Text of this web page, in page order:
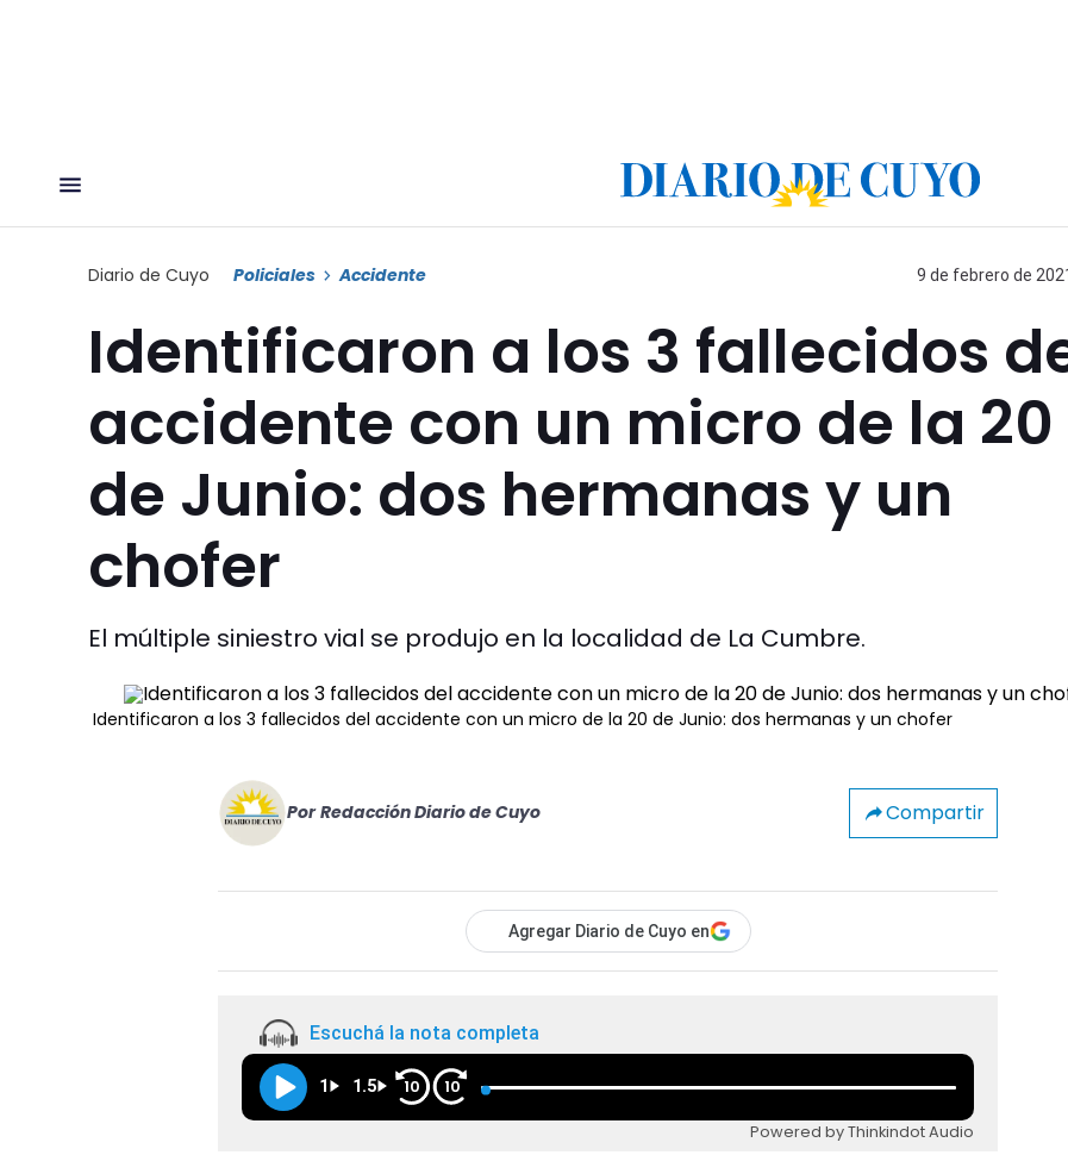
Diario de Cuyo Policiales Accidente 9 de febrero de
Identificaron a los 3 fallecidos
accidente con un micro de la 20
de Junio: dos hermanas y un
chofer
El múltiple siniestro vial se produjo en la localidad de La Cumbre.
Identificaron a los 3 fallecidos del accidente con un micro de la 20 de Junio: dos hermanas y un chofer
Por Redacción Diario de Cuyo Compartir
Agregar Diario de Cuyo en
Escuchá la nota completa
1 1.5 10 10
Powered by Thinkindot Audio